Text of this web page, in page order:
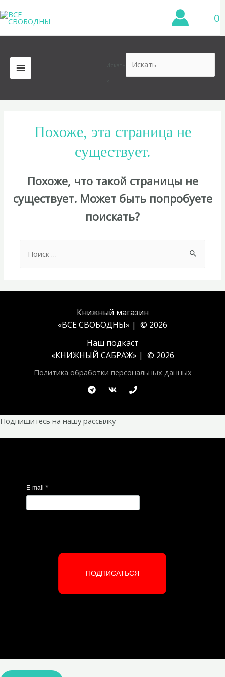
к
содержимому
0
MAIN
MENU
Похоже, эта страница не
существует.
Похоже, что такой страницы не
существует. Может быть попробуете
поискать?
for:
Книжный магазин
«ВСЕ СВОБОДНЫ» | © 2026
Наш подкаст
«КНИЖНЫЙ САБРАЖ» | © 2026
Политика обработки персональных данных
Подпишитесь на нашу рассылку
E-mail *
ПОДПИСАТЬСЯ